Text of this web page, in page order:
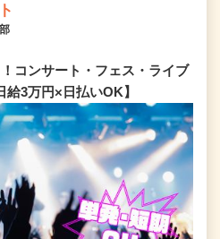
コンサート・フェス・ライブ
3万円×日払いOK】